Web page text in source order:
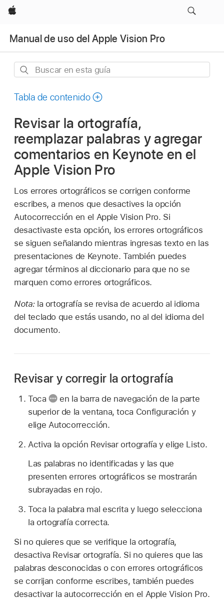
Apple
Manual de uso del Apple Vision Pro
Buscar
esta
Tabla de contenido
Revisar la ortografía,
reemplazar palabras y agregar
comentarios en Keynote en el
Apple Vision Pro
Los errores ortográficos se corrigen conforme
escribes, a menos que desactives la opción
Autocorrección en el Apple Vision Pro. Si
desactivaste esta opción, los errores ortográficos
se siguen señalando mientras ingresas texto en las
presentaciones de Keynote. También puedes
agregar términos al diccionario para que no se
marquen como errores ortográficos.
Nota: la ortografía se revisa de acuerdo al idioma
del teclado que estás usando, no al del idioma del
documento.
Revisar y corregir la ortografía
Toca
en la barra de navegación de la parte
superior de la ventana, toca Configuración y
elige Autocorrección.
Activa la opción Revisar ortografía y elige Listo.
Las palabras no identificadas y las que
presenten errores ortográficos se mostrarán
subrayadas en rojo.
Toca la palabra mal escrita y luego selecciona
la ortografía correcta.
Si no quieres que se verifique la ortografía,
desactiva Revisar ortografía. Si no quieres que las
palabras desconocidas o con errores ortográficos
se corrijan conforme escribes, también puedes
desactivar la autocorrección en el Apple Vision Pro.